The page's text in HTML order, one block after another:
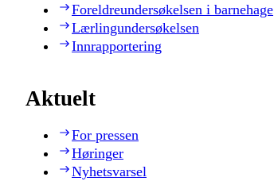
Foreldreundersøkelsen i barnehage
Lærlingundersøkelsen
Innrapportering
Aktuelt
For pressen
Høringer
Nyhetsvarsel